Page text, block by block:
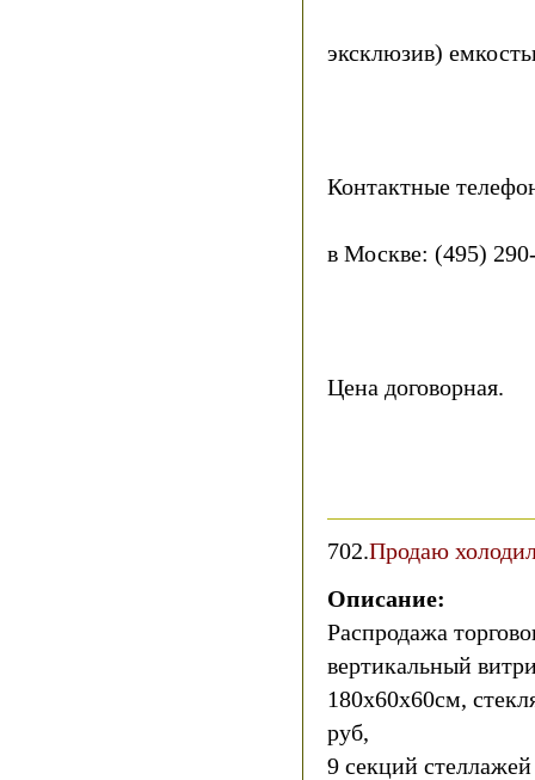
эксклюзив)
Контактные
в Москве: (495)
Цена договорная.
702.Продаю
Описание:
Распродажа
вертикальный
180х60х60см,
руб,
9 секций